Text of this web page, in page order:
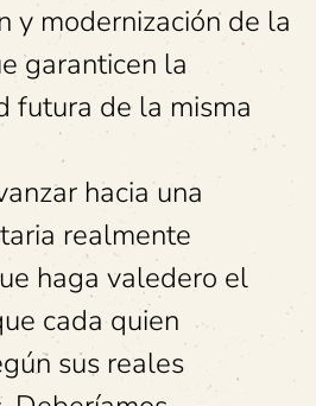
y modernización de la
garanticen la
futura de la misma
hacia una
realmente
haga valedero el
cada quien
sus reales